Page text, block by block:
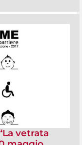
vetrata